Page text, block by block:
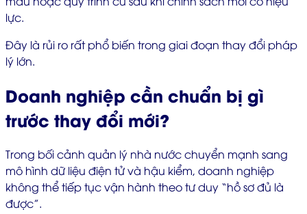
lực.
Đây là rủi ro rất phổ biến trong giai đoạn thay đổi pháp
lý lớn.
Doanh nghiệp cần chuẩn bị gì
trước thay đổi mới?
Trong bối cảnh quản lý nhà nước chuyển mạnh sang
mô hình dữ liệu điện tử và hậu kiểm, doanh nghiệp
không thể tiếp tục vận hành theo tư duy “hồ sơ đủ là
được”.